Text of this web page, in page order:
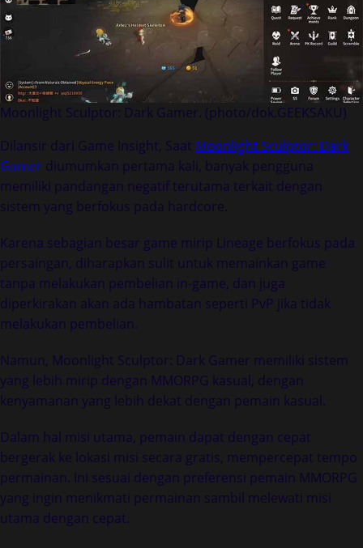
Moonlight Sculptor: Dark Gamer. (photo/dok.GEEKSAKU)
Dilansir dari Game Insight, Saat Moonlight Sculptor: Dark
Gamer diumumkan pertama kali, banyak pengguna
memiliki pandangan negatif terutama terkait dengan
sistem yang berfokus pada hardcore.
Karena sebagian besar game mirip Lineage berfokus pada
persaingan, diharapkan sulit untuk memainkan game
tanpa melakukan pembelian in-game, dan juga
diperkirakan akan ada hambatan seperti PvP jika tidak
melakukan pembelian.
Namun, Moonlight Sculptor: Dark Gamer memiliki sistem
yang lebih mirip dengan MMORPG kasual, dengan
kenyamanan yang lebih dekat dengan pemain kasual.
Dalam hal misi utama, pemain dapat dengan cepat
bergerak ke lokasi misi secara gratis, mempercepat tempo
permainan. Ini sesuai dengan preferensi pemain MMORPG
yang ingin menikmati permainan sambil melewati misi
utama dengan cepat.